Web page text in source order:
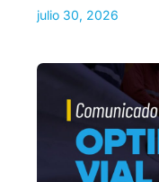
julio 30, 2026